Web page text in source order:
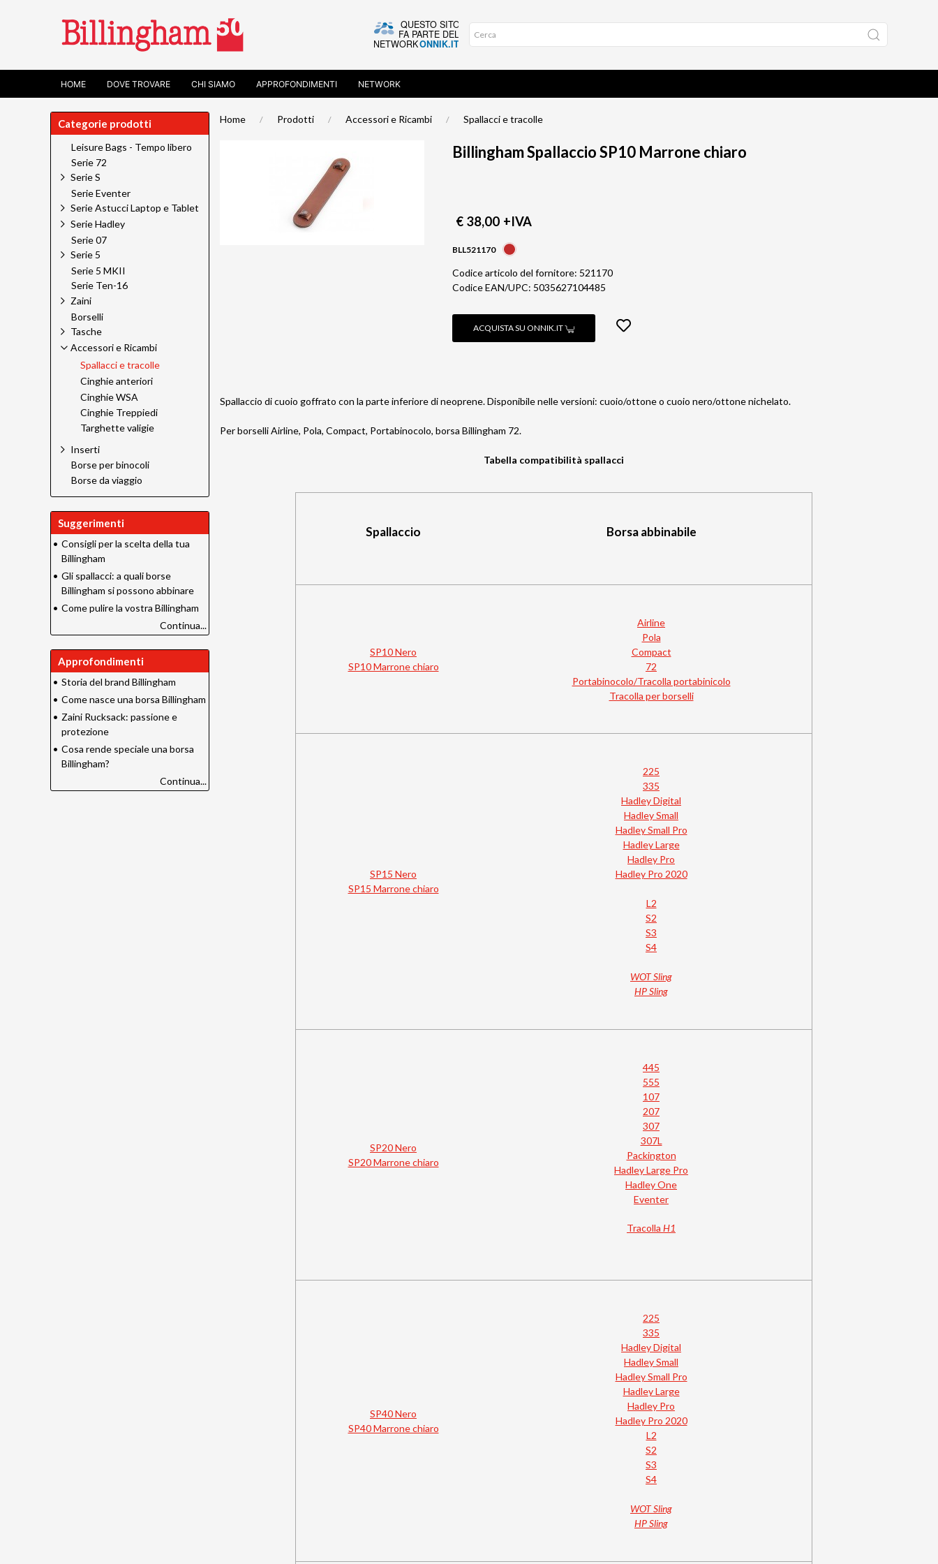
HOME DOVE TROVARE CHI SIAMO APPROFONDIMENTI NETWORK
Home Prodotti Accessori e Ricambi Spallacci e tracolle
Billingham Spallaccio SP10 Marrone chiaro
€ 38,00 +IVA
BLL521170
Codice articolo del fornitore: 521170
Codice EAN/UPC: 5035627104485
ACQUISTA SU ONNIK.IT
Spallaccio di cuoio goffrato con la parte inferiore di neoprene. Disponibile nelle versioni: cuoio/ottone o cuoio nero/ottone nichelato.
Per borselli Airline, Pola, Compact, Portabinocolo, borsa Billingham 72.
Tabella compatibilità spallacci
Spallaccio Borsa abbinabile
SP10 Nero
SP10 Marrone chiaro
Airline
Pola
Compact
72
Portabinocolo/Tracolla portabinicolo
Tracolla per borselli
SP15 Nero
SP15 Marrone chiaro
225
335
Hadley Digital
Hadley Small
Hadley Small Pro
Hadley Large
Hadley Pro
Hadley Pro 2020
L2
S2
S3
S4
WOT Sling
HP Sling
SP20 Nero
SP20 Marrone chiaro
445
555
107
207
307
307L
Packington
Hadley Large Pro
Hadley One
Eventer
Tracolla H1
SP40 Nero
SP40 Marrone chiaro
225
335
Hadley Digital
Hadley Small
Hadley Small Pro
Hadley Large
Hadley Pro
Hadley Pro 2020
L2
S2
S3
S4
WOT Sling
HP Sling
Categorie prodotti
Leisure Bags - Tempo libero
Serie 72
Serie S
Serie Eventer
Serie Astucci Laptop e Tablet
Serie Hadley
Serie 07
Serie 5
Serie 5 MKII
Serie Ten-16
Zaini
Borselli
Tasche
Accessori e Ricambi
Spallacci e tracolle
Cinghie anteriori
Cinghie WSA
Cinghie Treppiedi
Targhette valigie
Inserti
Borse per binocoli
Borse da viaggio
Suggerimenti
• Consigli per la scelta della tua
Billingham
• Gli spallacci: a quali borse
Billingham si possono abbinare
• Come pulire la vostra Billingham
Continua...
Approfondimenti
• Storia del brand Billingham
• Come nasce una borsa Billingham
• Zaini Rucksack: passione e
protezione
• Cosa rende speciale una borsa
Billingham?
Continua...